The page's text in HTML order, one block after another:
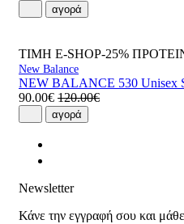
αγορά
ΤΙΜΗ E-SHOP-25%
New Balance
NEW BALANCE 530 Unisex
90.00€ 120.00€
αγορά
Newsletter
Κάνε την εγγραφή σου και